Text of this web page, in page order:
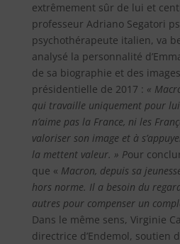
extrêmement sûr de lui et
professeur Adriano Segatori
psychothérapeute italien, va
analysé la personnalité
de sa biographie et des
présidentielle de 2017 : «
qui travaille uniquement pour
n’aime pas la France, ni les
valoriser son image et à
la mettent valeur. » Pour
que « Macron, depuis sa
hors norme. Il a besoin du
autres pour compenser un
Dans le même sens, Virginie
directrice d’Endemol, soutien